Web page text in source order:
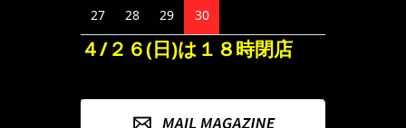
27 28 29 30
４/２６(日)は１８時閉店